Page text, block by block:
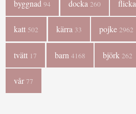
byggnad94 docka 260 flicka
katt 502 kärra 33 pojke 2962
tvätt 17 barn 4168 björk 262
vår77